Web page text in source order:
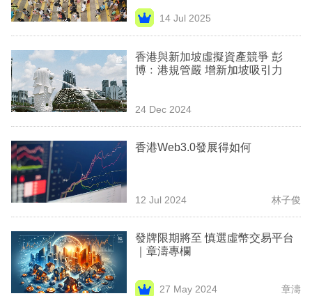
科
技
職
場
生
時
事
欄
訂
閱
14 Jul 2025
香港與新加坡虛擬資產競爭 彭
博﹕港規管嚴 增新加坡吸引力
24 Dec 2024
香港Web3.0發展得如何
12 Jul 2024 林子俊
發牌限期將至 慎選虛幣交易平台
｜章濤專欄
27 May 2024 章濤